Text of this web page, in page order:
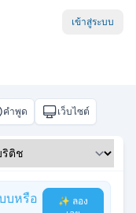
เข้าสู่ระบบ
คำพูด เว็บไซต์
บหรือ
✨ ลอง